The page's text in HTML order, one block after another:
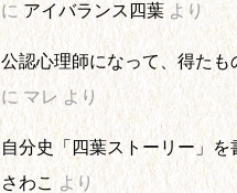
に アイバランス四葉 より
公認心理師になって、得たも
に マレ より
自分史「四葉ストーリー」を
さわこ より